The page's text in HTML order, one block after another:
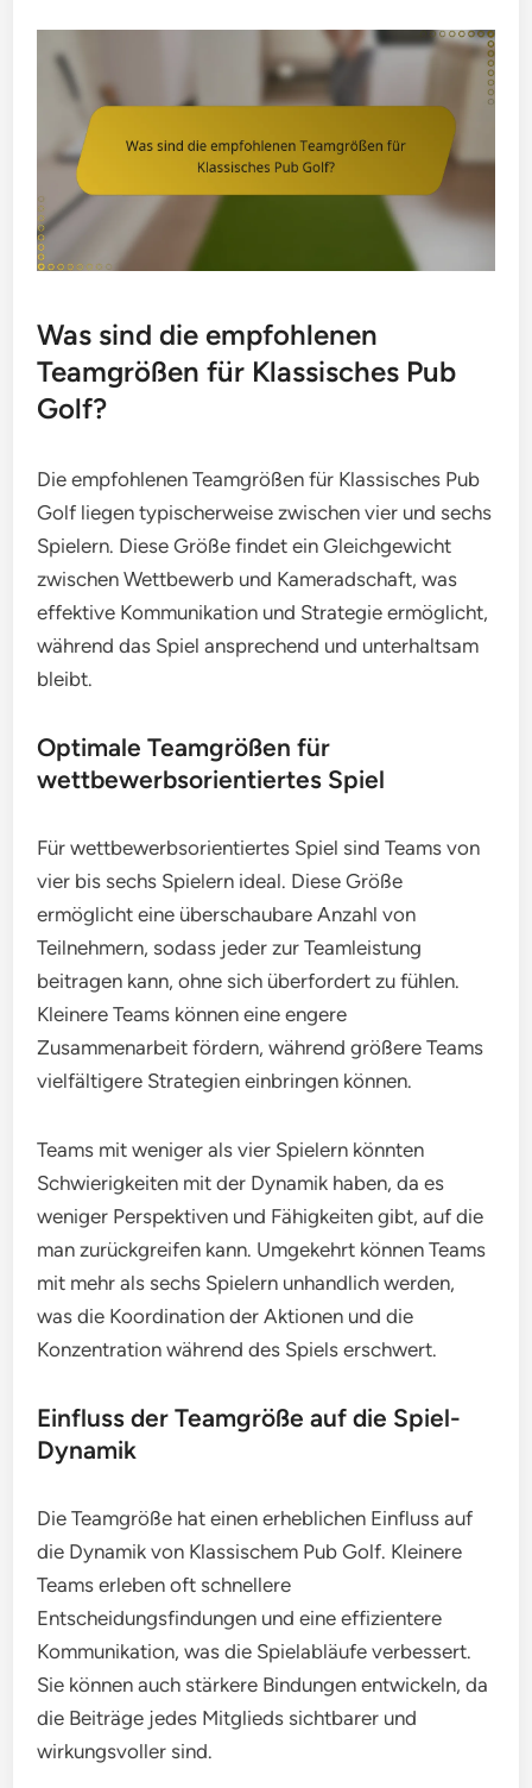
Was sind die empfohlenen
Teamgrößen für Klassisches Pub
Golf?
Die empfohlenen Teamgrößen für Klassisches Pub
Golf liegen typischerweise zwischen vier und sechs
Spielern. Diese Größe findet ein Gleichgewicht
zwischen Wettbewerb und Kameradschaft, was
effektive Kommunikation und Strategie ermöglicht,
während das Spiel ansprechend und unterhaltsam
bleibt.
Optimale Teamgrößen für
wettbewerbsorientiertes Spiel
Für wettbewerbsorientiertes Spiel sind Teams von
vier bis sechs Spielern ideal. Diese Größe
ermöglicht eine überschaubare Anzahl von
Teilnehmern, sodass jeder zur Teamleistung
beitragen kann, ohne sich überfordert zu fühlen.
Kleinere Teams können eine engere
Zusammenarbeit fördern, während größere Teams
vielfältigere Strategien einbringen können.
Teams mit weniger als vier Spielern könnten
Schwierigkeiten mit der Dynamik haben, da es
weniger Perspektiven und Fähigkeiten gibt, auf die
man zurückgreifen kann. Umgekehrt können Teams
mit mehr als sechs Spielern unhandlich werden,
was die Koordination der Aktionen und die
Konzentration während des Spiels erschwert.
Einfluss der Teamgröße auf die Spiel-
Dynamik
Die Teamgröße hat einen erheblichen Einfluss auf
die Dynamik von Klassischem Pub Golf. Kleinere
Teams erleben oft schnellere
Entscheidungsfindungen und eine effizientere
Kommunikation, was die Spielabläufe verbessert.
Sie können auch stärkere Bindungen entwickeln, da
die Beiträge jedes Mitglieds sichtbarer und
wirkungsvoller sind.